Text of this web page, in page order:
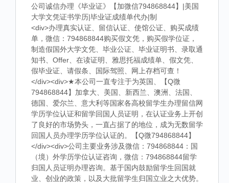
公司诚信办理《毕业证》【加微信794868844】|美国
大学文凭证书学历|毕业证成绩单代办|制
<div>办理真实认证、留信认证、使馆公证、购买成绩
单，微信：794868844购买假文凭，购买假学位证，
制造假国外大学文凭、毕业公证、毕业证明书、录取通
知书、Offer、在读证明、雅思托福成绩单、假文凭、
假毕业证、请假条、国际驾照、网上存档可查！
</div><div>★本公司一直专注于为英国、【Q微
794868844】加拿大、美国、新西兰、澳洲、法国、
德国、爱尔兰、意大利等国家各高校留学生办理留信网
学历学位认证和留学回国人员证明，在认证业务上开创
了良好的市场势头，一直占据了的地位，成为无数留学
回国人员办理学历学位认证的。【Q微794868844】
</div><div>公司主要业务涉及微信：794868844：国
（境）外学历学位认证咨询，微信：794868844留学
归国人员证明办理咨询。基于国内鼓励留学生回国就
业、创业的政策，以及大批留学生归国立业之大优势。